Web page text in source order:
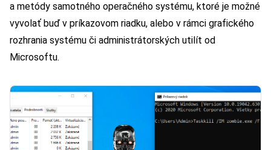
a metódy samotného operačného systému, ktoré je možné
vyvolať buď v príkazovom riadku, alebo v rámci grafického
rozhrania systému či administrátorských utilít od
Microsoftu.